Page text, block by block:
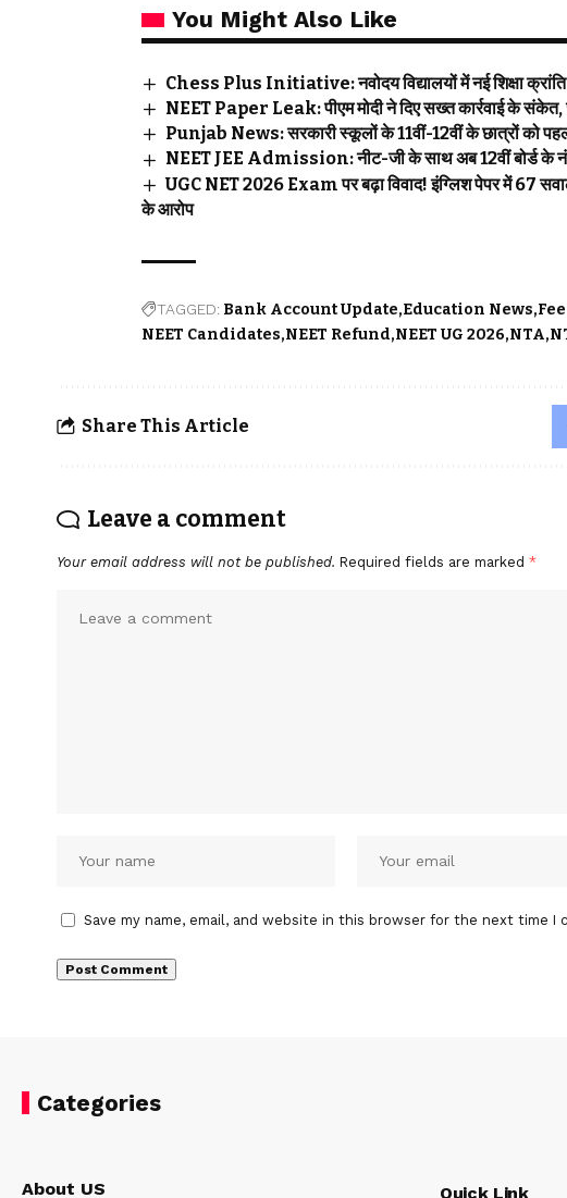
You Might Also Like
Chess Plus Initiative: नवोदय विद्यालयों में नई शिक्षा
NEET Paper Leak: पीएम मोदी ने दिए सख्त कार्रवाई के
Punjab News: सरकारी स्कूलों के 11वीं-12वीं के छात्रों को
NEET JEE Admission: नीट-जी के साथ अब 12वीं बोर्ड के
UGC NET 2026 Exam पर बढ़ा विवाद! इंग्लिश पेपर में 67
के आरोप
TAGGED: Bank Account Update Education News
NEET Candidates NEET Refund NEET UG 2026 NTA
Share This Article
Leave a comment
Your email address will not be published. Required fields are marked *
Save my name, email, and website in this browser for the next time I
Categories
About US Quick Link